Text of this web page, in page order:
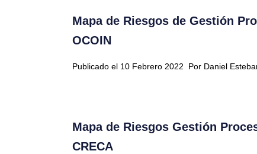
Mapa de Riesgos de Gestión
OCOIN
Publicado el 10 Febrero 2022 Por Daniel
Mapa de Riesgos Gestión
CRECA